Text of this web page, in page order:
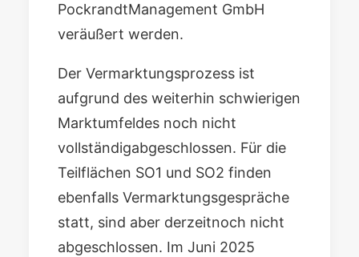
PockrandtManagement GmbH
veräußert werden.
Der Vermarktungsprozess ist
aufgrund des weiterhin schwierigen
Marktumfeldes noch nicht
vollständigabgeschlossen. Für die
Teilflächen SO1 und SO2 finden
ebenfalls Vermarktungsgespräche
statt, sind aber derzeitnoch nicht
abgeschlossen. Im Juni 2025